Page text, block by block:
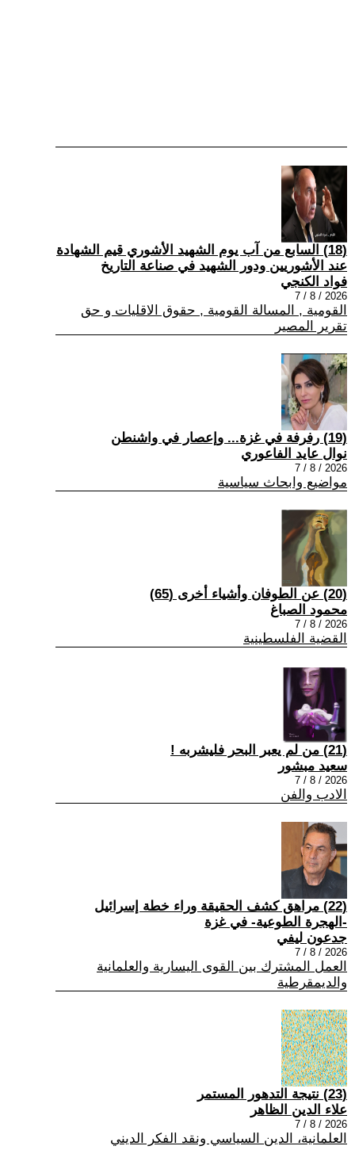
(18) السابع من آب يوم الشهيد الأشوري قيم الشهادة
عند الأشوريين ودور الشهيد في صناعة التاريخ
فواد الكنجي
2026 / 8 / 7
القومية , المسالة القومية , حقوق الاقليات و حق
تقرير المصير
(19) رفرفة في غزة... وإعصار في واشنطن
نوال عايد الفاعوري
2026 / 8 / 7
مواضيع وابحاث سياسية
(20) عن الطوفان وأشياء أخرى (65)
محمود الصباغ
2026 / 8 / 7
القضية الفلسطينية
(21) من لم يعبر البحر فليشربه !
سعيد مبشور
2026 / 8 / 7
الادب والفن
(22) مراهق كشف الحقيقة وراء خطة إسرائيل
-الهجرة الطوعية- في غزة
جدعون ليفي
2026 / 8 / 7
العمل المشترك بين القوى اليسارية والعلمانية
والديمقرطية
(23) نتيجة التدهور المستمر
علاء الدين الظاهر
2026 / 8 / 7
العلمانية، الدين السياسي ونقد الفكر الديني